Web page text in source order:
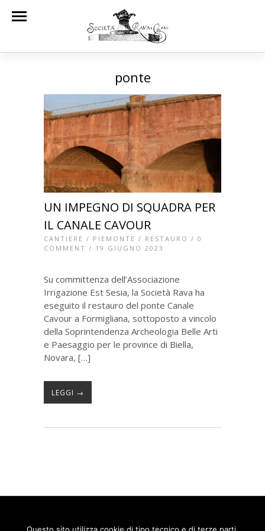
ponte
UN IMPEGNO DI SQUADRA PER
IL CANALE CAVOUR
CANTIERE / PIEMONTE / RESTAURO / 0
COMMENT / 19 GIUGNO 2023
Su committenza dell’Associazione
Irrigazione Est Sesia, la Società Rava ha
eseguito il restauro del ponte Canale
Cavour a Formigliana, sottoposto a vincolo
della Soprintendenza Archeologia Belle Arti
e Paesaggio per le province di Biella,
Novara, […]
LEGGI →